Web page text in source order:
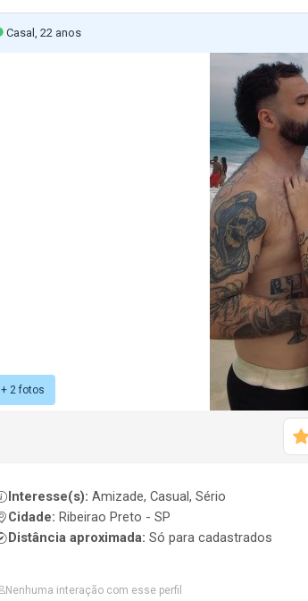
Casal, 22 anos
+ 2 fotos
Interesse(s): Amizade, Casual, Sério
Cidade: Ribeirao Preto - SP
Distância aproximada: Só para cadastrados
Nenhuma interação com esse perfil